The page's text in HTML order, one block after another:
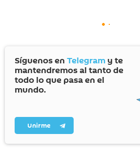
Síguenos en Telegram y te
mantendremos al tanto de
todo lo que pasa en el
mundo.
Unirme